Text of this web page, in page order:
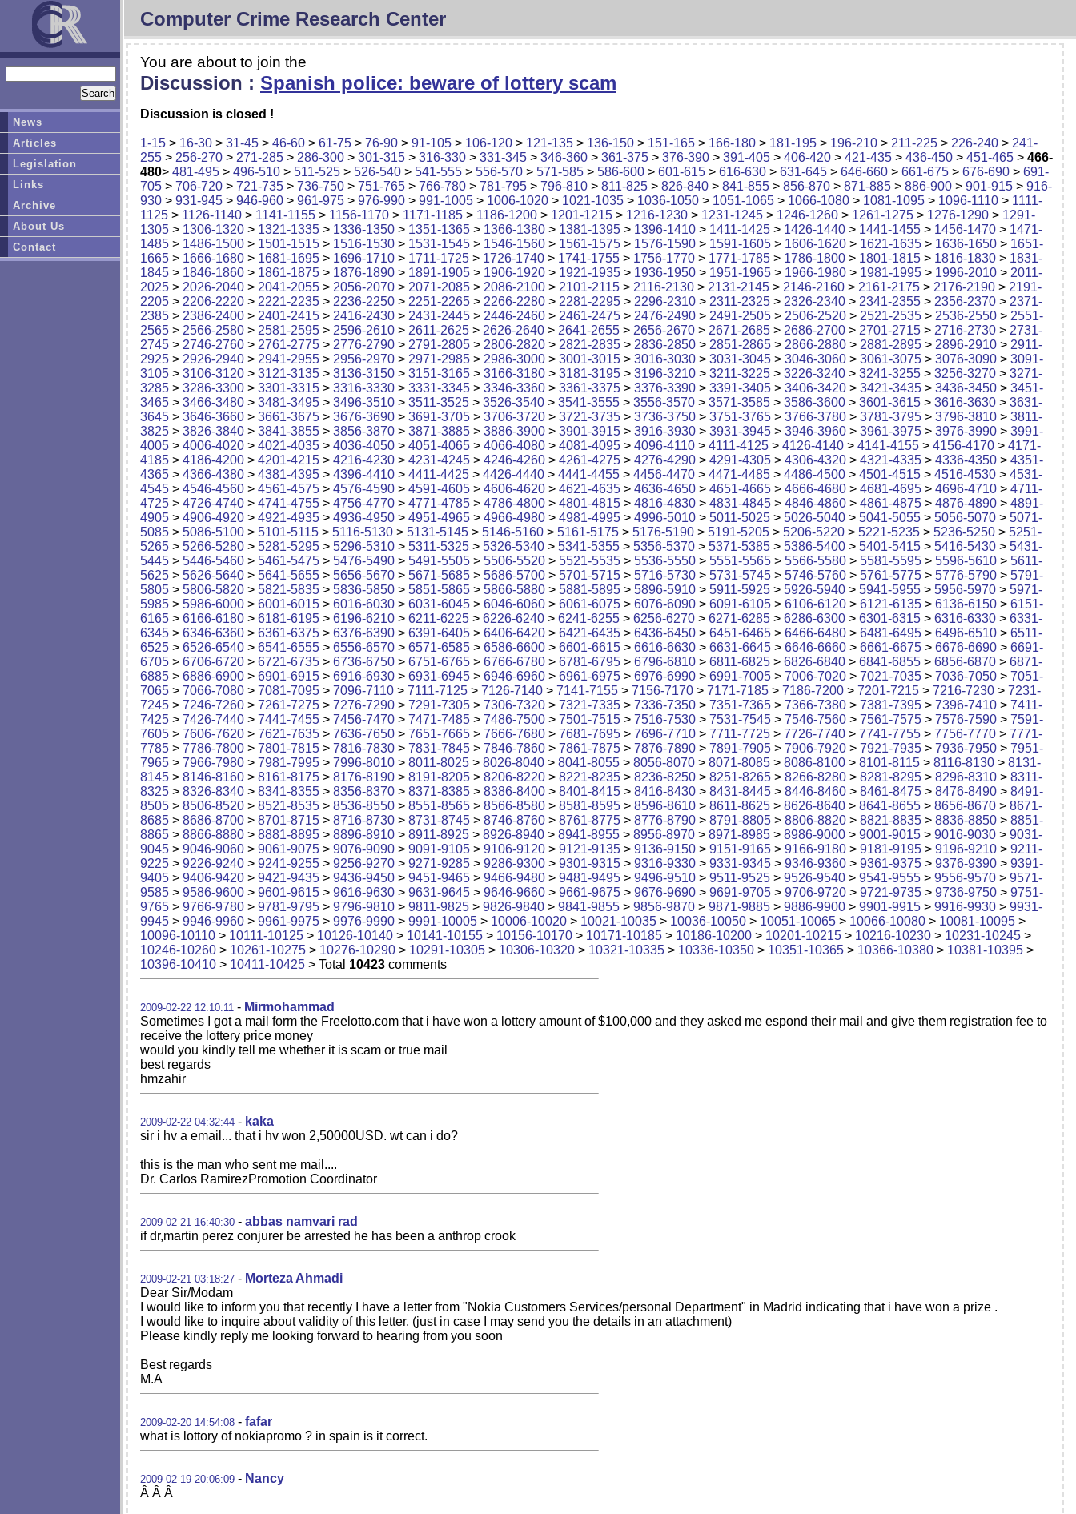
Computer Crime Research Center
You are about to join the
Discussion : Spanish police: beware of lottery scam
Discussion is closed !
1-15 > 16-30 > 31-45 > 46-60 > 61-75 > 76-90 > 91-105 > 106-120 > 121-135 > 136-150 > 151-165 > 166-180 > 181-195 > 196-210 > 211-225 > 226-240 > 241-
255 > 256-270 > 271-285 > 286-300 > 301-315 > 316-330 > 331-345 > 346-360 > 361-375 > 376-390 > 391-405 > 406-420 > 421-435 > 436-450 > 451-465 > 466-
480> 481-495 > 496-510 > 511-525 > 526-540 > 541-555 > 556-570 > 571-585 > 586-600 > 601-615 > 616-630 > 631-645 > 646-660 > 661-675 > 676-690 > 691-
705 > 706-720 > 721-735 > 736-750 > 751-765 > 766-780 > 781-795 > 796-810 > 811-825 > 826-840 > 841-855 > 856-870 > 871-885 > 886-900 > 901-915 > 916-
930 > 931-945 > 946-960 > 961-975 > 976-990 > 991-1005 > 1006-1020 > 1021-1035 > 1036-1050 > 1051-1065 > 1066-1080 > 1081-1095 > 1096-1110 > 1111-
1125 > 1126-1140 > 1141-1155 > 1156-1170 > 1171-1185 > 1186-1200 > 1201-1215 > 1216-1230 > 1231-1245 > 1246-1260 > 1261-1275 > 1276-1290 > 1291-
1305 > 1306-1320 > 1321-1335 > 1336-1350 > 1351-1365 > 1366-1380 > 1381-1395 > 1396-1410 > 1411-1425 > 1426-1440 > 1441-1455 > 1456-1470 > 1471-
1485 > 1486-1500 > 1501-1515 > 1516-1530 > 1531-1545 > 1546-1560 > 1561-1575 > 1576-1590 > 1591-1605 > 1606-1620 > 1621-1635 > 1636-1650 > 1651-
1665 > 1666-1680 > 1681-1695 > 1696-1710 > 1711-1725 > 1726-1740 > 1741-1755 > 1756-1770 > 1771-1785 > 1786-1800 > 1801-1815 > 1816-1830 > 1831-
1845 > 1846-1860 > 1861-1875 > 1876-1890 > 1891-1905 > 1906-1920 > 1921-1935 > 1936-1950 > 1951-1965 > 1966-1980 > 1981-1995 > 1996-2010 > 2011-
2025 > 2026-2040 > 2041-2055 > 2056-2070 > 2071-2085 > 2086-2100 > 2101-2115 > 2116-2130 > 2131-2145 > 2146-2160 > 2161-2175 > 2176-2190 > 2191-
2205 > 2206-2220 > 2221-2235 > 2236-2250 > 2251-2265 > 2266-2280 > 2281-2295 > 2296-2310 > 2311-2325 > 2326-2340 > 2341-2355 > 2356-2370 > 2371-
2385 > 2386-2400 > 2401-2415 > 2416-2430 > 2431-2445 > 2446-2460 > 2461-2475 > 2476-2490 > 2491-2505 > 2506-2520 > 2521-2535 > 2536-2550 > 2551-
2565 > 2566-2580 > 2581-2595 > 2596-2610 > 2611-2625 > 2626-2640 > 2641-2655 > 2656-2670 > 2671-2685 > 2686-2700 > 2701-2715 > 2716-2730 > 2731-
2745 > 2746-2760 > 2761-2775 > 2776-2790 > 2791-2805 > 2806-2820 > 2821-2835 > 2836-2850 > 2851-2865 > 2866-2880 > 2881-2895 > 2896-2910 > 2911-
2925 > 2926-2940 > 2941-2955 > 2956-2970 > 2971-2985 > 2986-3000 > 3001-3015 > 3016-3030 > 3031-3045 > 3046-3060 > 3061-3075 > 3076-3090 > 3091-
3105 > 3106-3120 > 3121-3135 > 3136-3150 > 3151-3165 > 3166-3180 > 3181-3195 > 3196-3210 > 3211-3225 > 3226-3240 > 3241-3255 > 3256-3270 > 3271-
3285 > 3286-3300 > 3301-3315 > 3316-3330 > 3331-3345 > 3346-3360 > 3361-3375 > 3376-3390 > 3391-3405 > 3406-3420 > 3421-3435 > 3436-3450 > 3451-
3465 > 3466-3480 > 3481-3495 > 3496-3510 > 3511-3525 > 3526-3540 > 3541-3555 > 3556-3570 > 3571-3585 > 3586-3600 > 3601-3615 > 3616-3630 > 3631-
3645 > 3646-3660 > 3661-3675 > 3676-3690 > 3691-3705 > 3706-3720 > 3721-3735 > 3736-3750 > 3751-3765 > 3766-3780 > 3781-3795 > 3796-3810 > 3811-
3825 > 3826-3840 > 3841-3855 > 3856-3870 > 3871-3885 > 3886-3900 > 3901-3915 > 3916-3930 > 3931-3945 > 3946-3960 > 3961-3975 > 3976-3990 > 3991-
4005 > 4006-4020 > 4021-4035 > 4036-4050 > 4051-4065 > 4066-4080 > 4081-4095 > 4096-4110 > 4111-4125 > 4126-4140 > 4141-4155 > 4156-4170 > 4171-
4185 > 4186-4200 > 4201-4215 > 4216-4230 > 4231-4245 > 4246-4260 > 4261-4275 > 4276-4290 > 4291-4305 > 4306-4320 > 4321-4335 > 4336-4350 > 4351-
4365 > 4366-4380 > 4381-4395 > 4396-4410 > 4411-4425 > 4426-4440 > 4441-4455 > 4456-4470 > 4471-4485 > 4486-4500 > 4501-4515 > 4516-4530 > 4531-
4545 > 4546-4560 > 4561-4575 > 4576-4590 > 4591-4605 > 4606-4620 > 4621-4635 > 4636-4650 > 4651-4665 > 4666-4680 > 4681-4695 > 4696-4710 > 4711-
4725 > 4726-4740 > 4741-4755 > 4756-4770 > 4771-4785 > 4786-4800 > 4801-4815 > 4816-4830 > 4831-4845 > 4846-4860 > 4861-4875 > 4876-4890 > 4891-
4905 > 4906-4920 > 4921-4935 > 4936-4950 > 4951-4965 > 4966-4980 > 4981-4995 > 4996-5010 > 5011-5025 > 5026-5040 > 5041-5055 > 5056-5070 > 5071-
5085 > 5086-5100 > 5101-5115 > 5116-5130 > 5131-5145 > 5146-5160 > 5161-5175 > 5176-5190 > 5191-5205 > 5206-5220 > 5221-5235 > 5236-5250 > 5251-
5265 > 5266-5280 > 5281-5295 > 5296-5310 > 5311-5325 > 5326-5340 > 5341-5355 > 5356-5370 > 5371-5385 > 5386-5400 > 5401-5415 > 5416-5430 > 5431-
5445 > 5446-5460 > 5461-5475 > 5476-5490 > 5491-5505 > 5506-5520 > 5521-5535 > 5536-5550 > 5551-5565 > 5566-5580 > 5581-5595 > 5596-5610 > 5611-
5625 > 5626-5640 > 5641-5655 > 5656-5670 > 5671-5685 > 5686-5700 > 5701-5715 > 5716-5730 > 5731-5745 > 5746-5760 > 5761-5775 > 5776-5790 > 5791-
5805 > 5806-5820 > 5821-5835 > 5836-5850 > 5851-5865 > 5866-5880 > 5881-5895 > 5896-5910 > 5911-5925 > 5926-5940 > 5941-5955 > 5956-5970 > 5971-
5985 > 5986-6000 > 6001-6015 > 6016-6030 > 6031-6045 > 6046-6060 > 6061-6075 > 6076-6090 > 6091-6105 > 6106-6120 > 6121-6135 > 6136-6150 > 6151-
6165 > 6166-6180 > 6181-6195 > 6196-6210 > 6211-6225 > 6226-6240 > 6241-6255 > 6256-6270 > 6271-6285 > 6286-6300 > 6301-6315 > 6316-6330 > 6331-
6345 > 6346-6360 > 6361-6375 > 6376-6390 > 6391-6405 > 6406-6420 > 6421-6435 > 6436-6450 > 6451-6465 > 6466-6480 > 6481-6495 > 6496-6510 > 6511-
6525 > 6526-6540 > 6541-6555 > 6556-6570 > 6571-6585 > 6586-6600 > 6601-6615 > 6616-6630 > 6631-6645 > 6646-6660 > 6661-6675 > 6676-6690 > 6691-
6705 > 6706-6720 > 6721-6735 > 6736-6750 > 6751-6765 > 6766-6780 > 6781-6795 > 6796-6810 > 6811-6825 > 6826-6840 > 6841-6855 > 6856-6870 > 6871-
6885 > 6886-6900 > 6901-6915 > 6916-6930 > 6931-6945 > 6946-6960 > 6961-6975 > 6976-6990 > 6991-7005 > 7006-7020 > 7021-7035 > 7036-7050 > 7051-
7065 > 7066-7080 > 7081-7095 > 7096-7110 > 7111-7125 > 7126-7140 > 7141-7155 > 7156-7170 > 7171-7185 > 7186-7200 > 7201-7215 > 7216-7230 > 7231-
7245 > 7246-7260 > 7261-7275 > 7276-7290 > 7291-7305 > 7306-7320 > 7321-7335 > 7336-7350 > 7351-7365 > 7366-7380 > 7381-7395 > 7396-7410 > 7411-
7425 > 7426-7440 > 7441-7455 > 7456-7470 > 7471-7485 > 7486-7500 > 7501-7515 > 7516-7530 > 7531-7545 > 7546-7560 > 7561-7575 > 7576-7590 > 7591-
7605 > 7606-7620 > 7621-7635 > 7636-7650 > 7651-7665 > 7666-7680 > 7681-7695 > 7696-7710 > 7711-7725 > 7726-7740 > 7741-7755 > 7756-7770 > 7771-
7785 > 7786-7800 > 7801-7815 > 7816-7830 > 7831-7845 > 7846-7860 > 7861-7875 > 7876-7890 > 7891-7905 > 7906-7920 > 7921-7935 > 7936-7950 > 7951-
7965 > 7966-7980 > 7981-7995 > 7996-8010 > 8011-8025 > 8026-8040 > 8041-8055 > 8056-8070 > 8071-8085 > 8086-8100 > 8101-8115 > 8116-8130 > 8131-
8145 > 8146-8160 > 8161-8175 > 8176-8190 > 8191-8205 > 8206-8220 > 8221-8235 > 8236-8250 > 8251-8265 > 8266-8280 > 8281-8295 > 8296-8310 > 8311-
8325 > 8326-8340 > 8341-8355 > 8356-8370 > 8371-8385 > 8386-8400 > 8401-8415 > 8416-8430 > 8431-8445 > 8446-8460 > 8461-8475 > 8476-8490 > 8491-
8505 > 8506-8520 > 8521-8535 > 8536-8550 > 8551-8565 > 8566-8580 > 8581-8595 > 8596-8610 > 8611-8625 > 8626-8640 > 8641-8655 > 8656-8670 > 8671-
8685 > 8686-8700 > 8701-8715 > 8716-8730 > 8731-8745 > 8746-8760 > 8761-8775 > 8776-8790 > 8791-8805 > 8806-8820 > 8821-8835 > 8836-8850 > 8851-
8865 > 8866-8880 > 8881-8895 > 8896-8910 > 8911-8925 > 8926-8940 > 8941-8955 > 8956-8970 > 8971-8985 > 8986-9000 > 9001-9015 > 9016-9030 > 9031-
9045 > 9046-9060 > 9061-9075 > 9076-9090 > 9091-9105 > 9106-9120 > 9121-9135 > 9136-9150 > 9151-9165 > 9166-9180 > 9181-9195 > 9196-9210 > 9211-
9225 > 9226-9240 > 9241-9255 > 9256-9270 > 9271-9285 > 9286-9300 > 9301-9315 > 9316-9330 > 9331-9345 > 9346-9360 > 9361-9375 > 9376-9390 > 9391-
9405 > 9406-9420 > 9421-9435 > 9436-9450 > 9451-9465 > 9466-9480 > 9481-9495 > 9496-9510 > 9511-9525 > 9526-9540 > 9541-9555 > 9556-9570 > 9571-
9585 > 9586-9600 > 9601-9615 > 9616-9630 > 9631-9645 > 9646-9660 > 9661-9675 > 9676-9690 > 9691-9705 > 9706-9720 > 9721-9735 > 9736-9750 > 9751-
9765 > 9766-9780 > 9781-9795 > 9796-9810 > 9811-9825 > 9826-9840 > 9841-9855 > 9856-9870 > 9871-9885 > 9886-9900 > 9901-9915 > 9916-9930 > 9931-
9945 > 9946-9960 > 9961-9975 > 9976-9990 > 9991-10005 > 10006-10020 > 10021-10035 > 10036-10050 > 10051-10065 > 10066-10080 > 10081-10095 >
10096-10110 > 10111-10125 > 10126-10140 > 10141-10155 > 10156-10170 > 10171-10185 > 10186-10200 > 10201-10215 > 10216-10230 > 10231-10245 >
10246-10260 > 10261-10275 > 10276-10290 > 10291-10305 > 10306-10320 > 10321-10335 > 10336-10350 > 10351-10365 > 10366-10380 > 10381-10395 >
10396-10410 > 10411-10425 > Total 10423 comments
2009-02-22 12:10:11 - Mirmohammad
Sometimes I got a mail form the Freelotto.com that i have won a lottery amount of $100,000 and they asked me espond their mail and give them registration fee to
receive the lottery price money
would you kindly tell me whether it is scam or true mail
best regards
hmzahir
2009-02-22 04:32:44 - kaka
sir i hv a email... that i hv won 2,50000USD. wt can i do?
this is the man who sent me mail....
Dr. Carlos RamirezPromotion Coordinator
2009-02-21 16:40:30 - abbas namvari rad
if dr,martin perez conjurer be arrested he has been a anthrop crook
2009-02-21 03:18:27 - Morteza Ahmadi
Dear Sir/Modam
I would like to inform you that recently I have a letter from "Nokia Customers Services/personal Department" in Madrid indicating that i have won a prize .
I would like to inquire about validity of this letter. (just in case I may send you the details in an attachment)
Please kindly reply me looking forward to hearing from you soon
Best regards
M.A
2009-02-20 14:54:08 - fafar
what is lottory of nokiapromo ? in spain is it correct.
2009-02-19 20:06:09 - Nancy
Â Â Â
News
Articles
Legislation
Links
Archive
About Us
Contact